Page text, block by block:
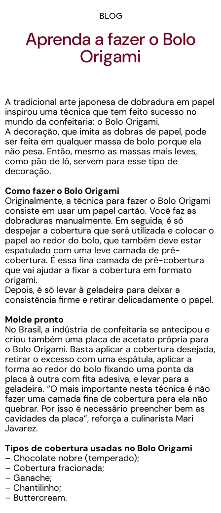
BLOG
Aprenda a fazer o Bolo
Origami
A tradicional arte japonesa de dobradura em papel
inspirou uma técnica que tem feito sucesso no
mundo da confeitaria: o Bolo Origami.
A decoração, que imita as dobras de papel, pode
ser feita em qualquer massa de bolo porque ela
não pesa. Então, mesmo as massas mais leves,
como pão de ló, servem para esse tipo de
decoração.
Como fazer o Bolo Origami
Originalmente, a técnica para fazer o Bolo Origami
consiste em usar um papel cartão. Você faz as
dobraduras manualmente. Em seguida, é só
despejar a cobertura que será utilizada e colocar o
papel ao redor do bolo, que também deve estar
espatulado com uma leve camada de pré-
cobertura. É essa fina camada de pré-cobertura
que vai ajudar a fixar a cobertura em formato
origami.
Depois, é só levar à geladeira para deixar a
consistência firme e retirar delicadamente o papel.
Molde pronto
No Brasil, a indústria de confeitaria se antecipou e
criou também uma placa de acetato própria para
o Bolo Origami. Basta aplicar a cobertura desejada,
retirar o excesso com uma espátula, aplicar a
forma ao redor do bolo fixando uma ponta da
placa à outra com fita adesiva, e levar para a
geladeira. “O mais importante nesta técnica é não
fazer uma camada fina de cobertura para ela não
quebrar. Por isso é necessário preencher bem as
cavidades da placa”, reforça a culinarista Mari
Javarez.
Tipos de cobertura usadas no Bolo Origami
– Chocolate nobre (temperado);
– Cobertura fracionada;
– Ganache;
– Chantilinho;
– Buttercream.